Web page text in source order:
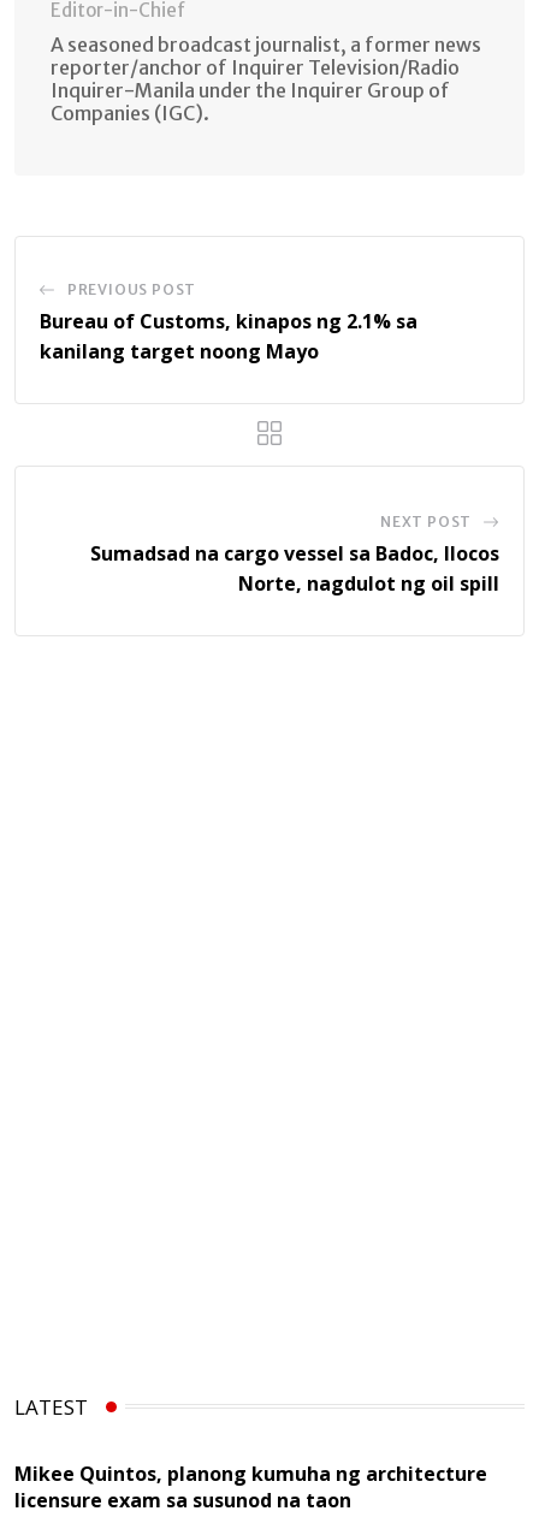
Editor-in-Chief
A seasoned broadcast journalist, a former news
reporter/anchor of Inquirer Television/Radio
Inquirer-Manila under the Inquirer Group of
Companies (IGC).
PREVIOUS POST
Bureau of Customs, kinapos ng 2.1% sa
kanilang target noong Mayo
NEXT POST
Sumadsad na cargo vessel sa Badoc, Ilocos
Norte, nagdulot ng oil spill
LATEST
Mikee Quintos, planong kumuha ng architecture
licensure exam sa susunod na taon